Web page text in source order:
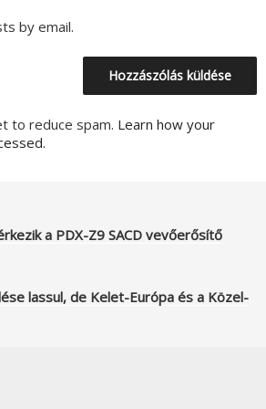
by email.
to reduce spam. Learn how your
a PDX-Z9 SACD vevőerősítő
lassul, de Kelet-Európa és a Közel-